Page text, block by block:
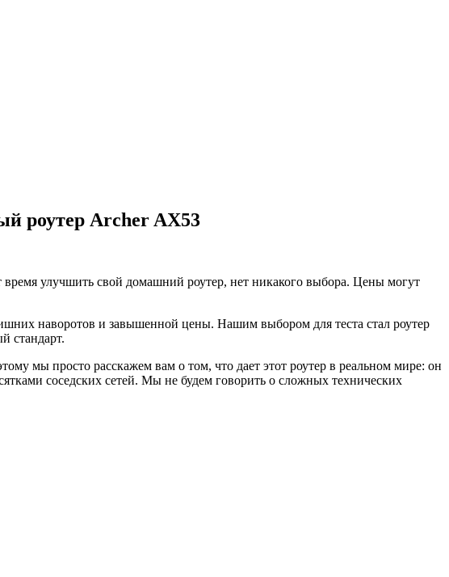
роутер Archer AX53
время улучшить свой домашний роутер, нет никакого выбора. Цены могут
наворотов и завышенной цены. Нашим выбором для теста стал роутер
стандарт.
мы просто расскажем вам о том, что дает этот роутер в реальном мире: он
соседских сетей. Мы не будем говорить о сложных технических